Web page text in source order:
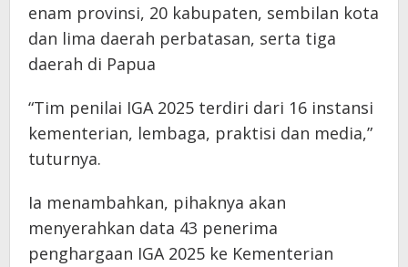
enam provinsi, 20 kabupaten, sembilan kota
dan lima daerah perbatasan, serta tiga
daerah di Papua
“Tim penilai IGA 2025 terdiri dari 16 instansi
kementerian, lembaga, praktisi dan media,”
tuturnya.
Ia menambahkan, pihaknya akan
menyerahkan data 43 penerima
penghargaan IGA 2025 ke Kementerian